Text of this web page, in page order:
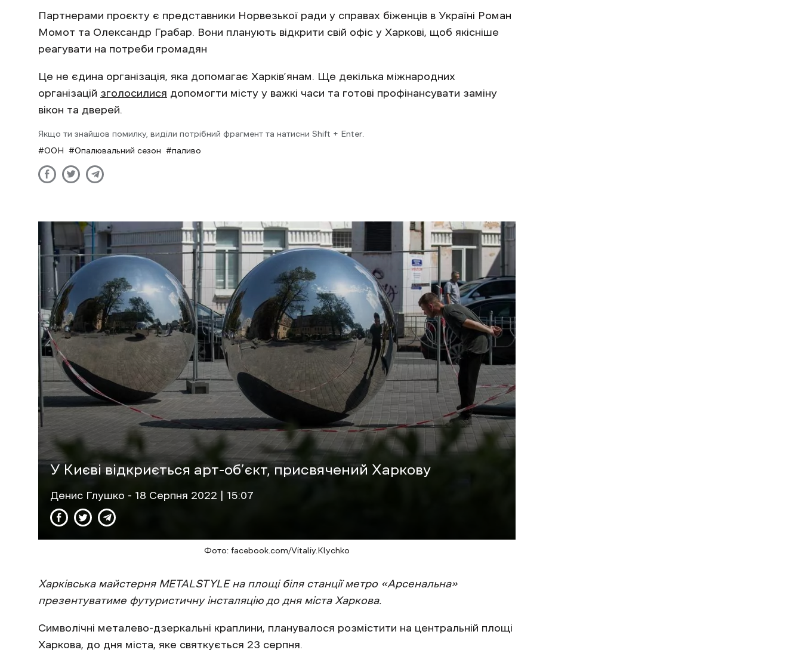
Партнерами проєкту є представники Норвезької ради у справах біженців в Україні Роман
Момот та Олександр Грабар. Вони планують відкрити свій офіс у Харкові, щоб якісніше
реагувати на потреби громадян
Це не єдина організація, яка допомагає Харків’янам. Ще декілька міжнародних
організацій зголосилися допомогти місту у важкі часи та готові профінансувати заміну
вікон та дверей.
Якщо ти знайшов помилку, виділи потрібний фрагмент та натисни Shift + Enter.
ООН
Опалювальний сезон паливо
У Києві відкриється арт-об’єкт, присвячений Харкову
Денис Глушко - 18 Cерпня 2022 | 15:07
Фото: facebook.com/Vitaliy.Klychko
Харківська майстерня METALSTYLE на площі біля станції метро «Арсенальна»
презентуватиме футуристичну інсталяцію до дня міста Харкова.
Символічні металево-дзеркальні краплини, планувалося розмістити на центральній площі
Харкова, до дня міста, яке святкується 23 серпня.